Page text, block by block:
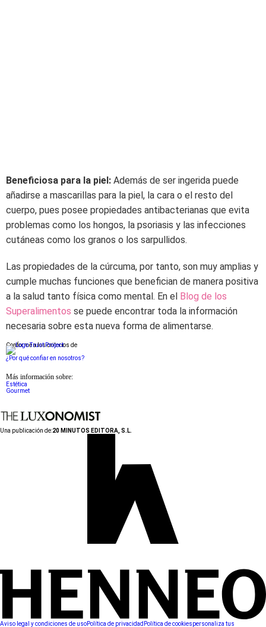
Beneficiosa para la piel: Además de ser ingerida puede
añadirse a mascarillas para la piel, la cara o el resto del
cuerpo, pues posee propiedades antibacterianas que evita
problemas como los hongos, la psoriasis y las infecciones
cutáneas como los granos o los sarpullidos.
Las propiedades de la cúrcuma, por tanto, son muy amplias y
cumple muchas funciones que benefician de manera positiva
a la salud tanto física como mental. En el Blog de los
Superalimentos se puede encontrar toda la información
necesaria sobre esta nueva forma de alimentarse.
Conforme a los criterios de
¿Por qué confiar en nosotros?
Más información sobre:
Estética
Gourmet
Una publicación de:20 MINUTOS EDITORA, S.L.
Aviso legal y condiciones de usoPolítica de privacidad Política de cookiespersonaliza tus